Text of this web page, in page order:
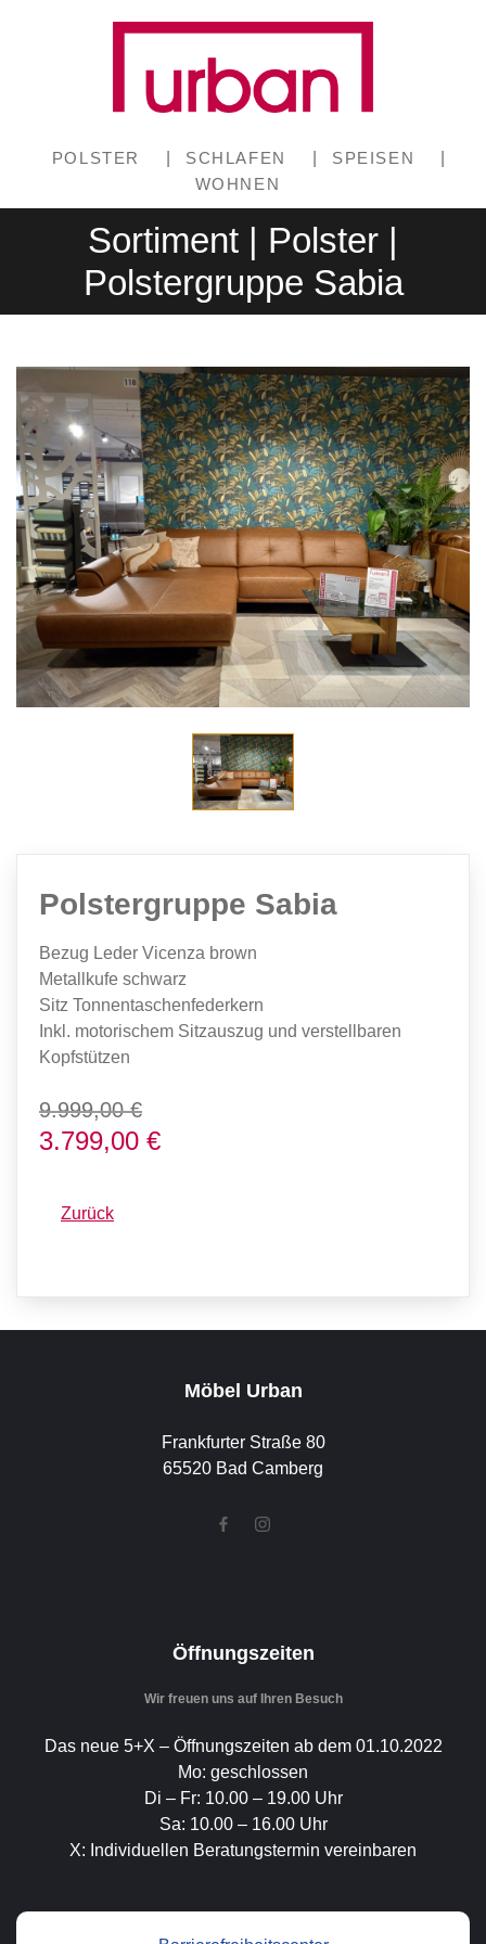
POLSTER SCHLAFEN SPEISEN
WOHNEN
Sortiment | Polster |
Polstergruppe Sabia
Polstergruppe Sabia
Bezug Leder Vicenza brown
Metallkufe schwarz
Sitz Tonnentaschenfederkern
Inkl. motorischem Sitzauszug und verstellbaren
Kopfstützen
9.999,00 €
3.799,00 €
Zurück
Möbel Urban
Frankfurter Straße 80
65520 Bad Camberg
Öffnungszeiten
Wir freuen uns auf Ihren Besuch
Das neue 5+X – Öffnungszeiten ab dem 01.10.2022
Mo: geschlossen
Di – Fr: 10.00 – 19.00 Uhr
Sa: 10.00 – 16.00 Uhr
X: Individuellen Beratungstermin vereinbaren